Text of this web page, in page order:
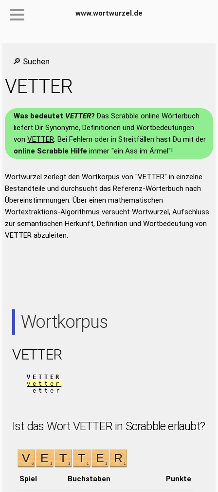
www.wortwurzel.de
🔎 Suchen
VETTER
Was bedeutet VETTER? Das Scrabble online Wörterbuch
liefert Dir Synonyme, Definitionen und Wortbedeutungen
von VETTER. Bei Fehlern oder in Streitfällen hast Du mit der
online Scrabble Hilfe immer "ein Ass im Ärmel"!
Wortwurzel zerlegt den Wortkorpus von "VETTER" in einzelne
Bestandteile und durchsucht das Referenz-Wörterbuch nach
Übereinstimmungen. Über einen mathematischen
Wortextraktions-Algorithmus versucht Wortwurzel, Aufschluss
zur semantischen Herkunft, Definition und Wortbedeutung von
VETTER abzuleiten.
Wortkorpus
VETTER
VETTER
vetter
etter
Ist das Wort VETTER in Scrabble erlaubt?
Spiel Buchstaben Punkte